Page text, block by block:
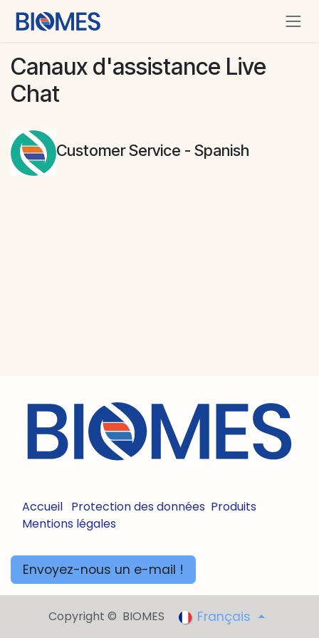
Se rendre au contenu
Canaux d'assistance Live
Chat
Customer Service - Spanish
Accueil Protection des données Produits
Mentions légales
Envoyez-nous un e-mail !
Copyright © BIOMES Français